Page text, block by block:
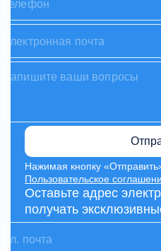
Нажимая кнопку
Пользовательское
Оставьте адрес
получать